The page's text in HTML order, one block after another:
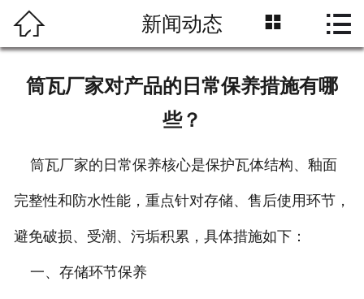
网站首页
企业资质
工程案例
 新闻动态  
筒瓦厂家对产品的日常保养措施有哪
些？
筒瓦厂家的日常保养核心是保护瓦体结构、釉面
完整性和防水性能，重点针对存储、售后使用环节，
避免破损、受潮、污垢积累，具体措施如下：
一、存储环节保养